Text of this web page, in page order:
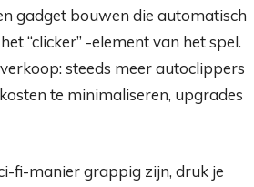
gadget bouwen die automatisch
“clicker” -element van het spel.
steeds meer autoclippers
te minimaliseren, upgrades
fi-manier grappig zijn, druk je